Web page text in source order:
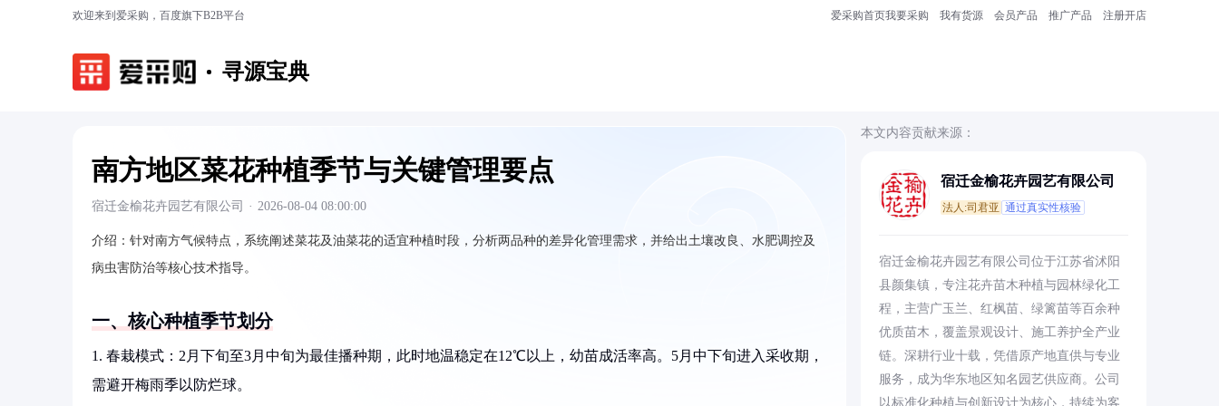
欢迎来到爱采购，百度旗下B2B平台 爱采购首页我要采购 我有货源 会员产品 推广产品 注册开店
寻源宝典
南方地区菜花种植季节与关键管理要点
宿迁金榆花卉园艺有限公司 · 2026-08-04 08:00:00
介绍： 针对南方气候特点，系统阐述菜花及油菜花的适宜种植时段，分析两品种的差异化管理需求，并给出土壤改良、水肥调控及
病虫害防治等核心技术指导。
一、核心种植季节划分
1. 春栽模式：2月下旬至3月中旬为最佳播种期，此时地温稳定在12℃以上，幼苗成活率高。5月中下旬进入采收期，
需避开梅雨季以防烂球。
本文内容贡献来源：
宿迁金榆花卉园艺有限公司
法人:司君亚 通过真实性核验
宿迁金榆花卉园艺有限公司位于江苏省沭阳
县颜集镇，专注花卉苗木种植与园林绿化工
程，主营广玉兰、红枫苗、绿篱苗等百余种
优质苗木，覆盖景观设计、施工养护全产业
链。深耕行业十载，凭借原产地直供与专业
服务，成为华东地区知名园艺供应商。公司
以标准化种植与创新设计为核心，持续为客